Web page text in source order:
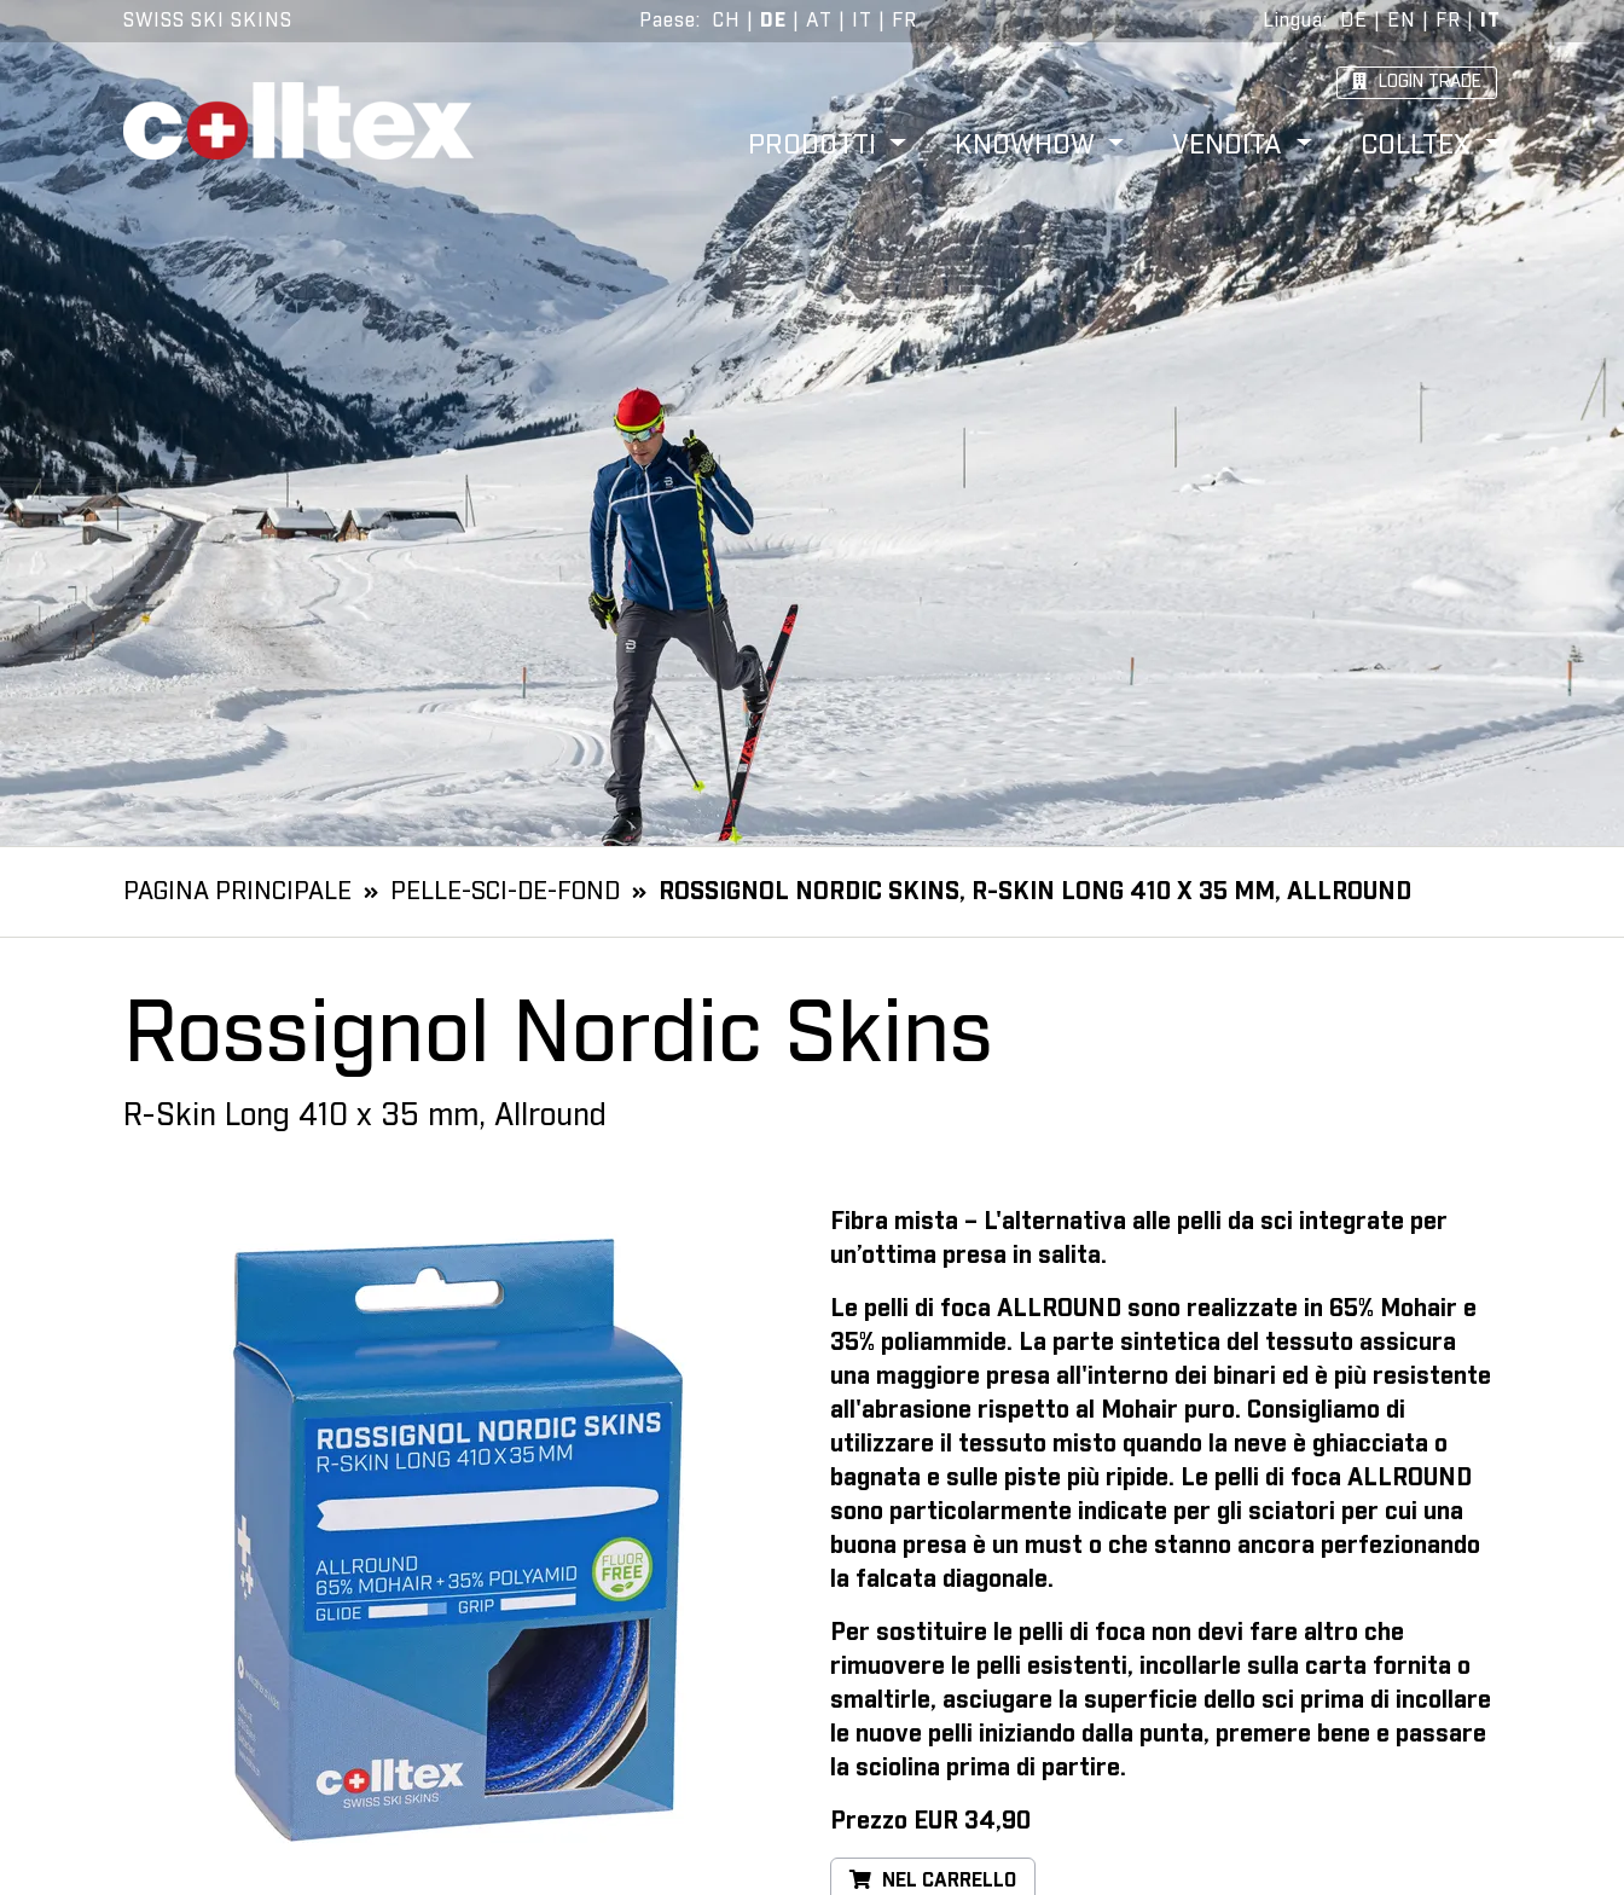
SWISS SKI SKINS Paese: CH DE AT IT FR Lingua:DE|EN| FR| IT
LOGIN TRADE
PRODOTTI KNOWHOW VENDITA COLLTEX
PAGINA PRINCIPALE PELLE-SCI-DE-FOND ROSSIGNOL NORDIC SKINS, R-SKIN LONG 410 X 35 MM, ALLROUND
Rossignol Nordic Skins
R-Skin Long 410 x 35 mm, Allround
Fibra mista – L'alternativa alle pelli da sci integrate per
un’ottima presa in salita.
Le pelli di foca ALLROUND sono realizzate in 65% Mohair e
35% poliammide. La parte sintetica del tessuto assicura
una maggiore presa all'interno dei binari ed è più resistente
all'abrasione rispetto al Mohair puro. Consigliamo di
utilizzare il tessuto misto quando la neve è ghiacciata o
bagnata e sulle piste più ripide. Le pelli di foca ALLROUND
sono particolarmente indicate per gli sciatori per cui una
buona presa è un must o che stanno ancora perfezionando
la falcata diagonale.
Per sostituire le pelli di foca non devi fare altro che
rimuovere le pelli esistenti, incollarle sulla carta fornita o
smaltirle, asciugare la superficie dello sci prima di incollare
le nuove pelli iniziando dalla punta, premere bene e passare
la sciolina prima di partire.
Prezzo EUR 34,90
NEL CARRELLO